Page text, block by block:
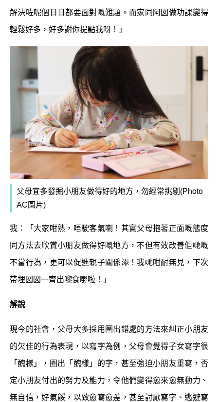
解決咗呢個日日都要面對嘅難題。而家同阿囡做功課變得
輕鬆好多，好多謝你提點我呀！」
父母宜多發掘小朋友做得好的地方，勿經常挑剔 (Photo
AC圖片)
我：「大家咁熟，唔駛客氣喇！其實父母抱著正面嘅態度
同方法去欣賞小朋友做得好嘅地方，不但有效改善佢哋嘅
不當行為，更可以促進親子關係添！我哋咁耐無見，下次
帶埋囡囡一齊出嚟食嘢啦！」
解說
現今的社會，父母大多採用圈出錯處的方法來糾正小朋友
的欠佳的行為表現，以寫字為例，父母會覺得子女寫字很
「醜樣」，圈出「醜樣」的字，甚至強迫小朋友重寫，否
定小朋友付出的努力及能力，令他們變得愈來愈無動力、
無自信，好氣餒，以致愈寫愈差，甚至討厭寫字、逃避寫